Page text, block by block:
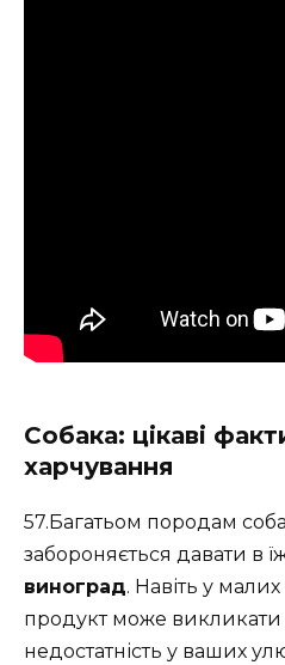
Собака: цікаві
харчування
57.Багатьом породам
забороняється давати в
виноград. Навіть у
продукт може
недостатність у ваших